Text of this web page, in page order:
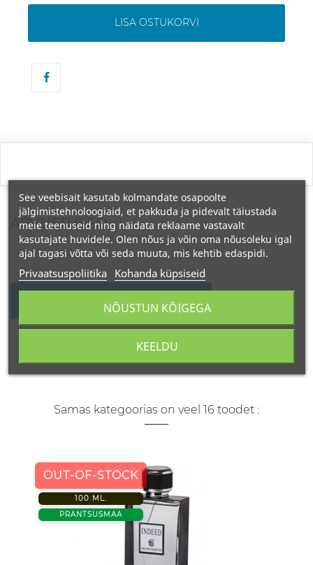
LISA OSTUKORVI
ARVUSTUSED
KIRJUTAGE OMA ARVUSTUS
Samas kategoorias on veel 16 toodet :
OUT-OF-STOCK
100 ML.
PRANTSUSMAA
See veebisait kasutab kolmandate osapoolte
jälgimistehnoloogiaid, et pakkuda ja pidevalt täiustada
meie teenuseid ning näidata reklaame vastavalt
kasutajate huvidele. Olen nõus ja võin oma nõusoleku igal
ajal tagasi võtta või seda muuta, mis kehtib edaspidi.
Privaatsuspoliitika Kohanda küpsiseid
KEELDU
NÕUSTUN KÕIGEGA